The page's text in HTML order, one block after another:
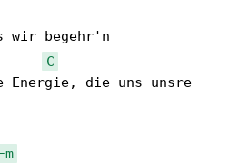
wir begehr'n
C